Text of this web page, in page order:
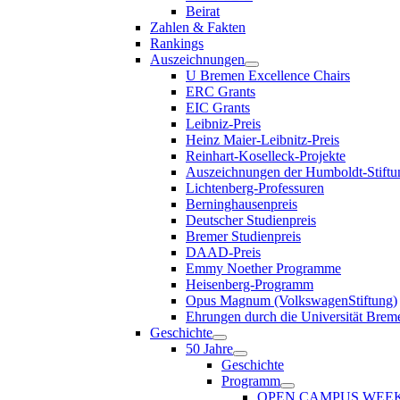
Beirat
Zahlen & Fakten
Rankings
Auszeichnungen
U Bremen Excellence Chairs
ERC Grants
EIC Grants
Leibniz-Preis
Heinz Maier-Leibnitz-Preis
Reinhart-Koselleck-Projekte
Auszeichnungen der Humboldt-
Lichtenberg-Professuren
Berninghausenpreis
Deutscher Studienpreis
Bremer Studienpreis
DAAD-Preis
Emmy Noether Programme
Heisenberg-Programm
Opus Magnum (VolkswagenStiftung)
Ehrungen durch die Universität
Geschichte
50 Jahre
Geschichte
Programm
OPEN CAMPUS